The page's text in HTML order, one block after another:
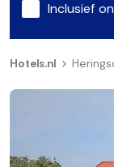
Inclusief
Hotels.nl